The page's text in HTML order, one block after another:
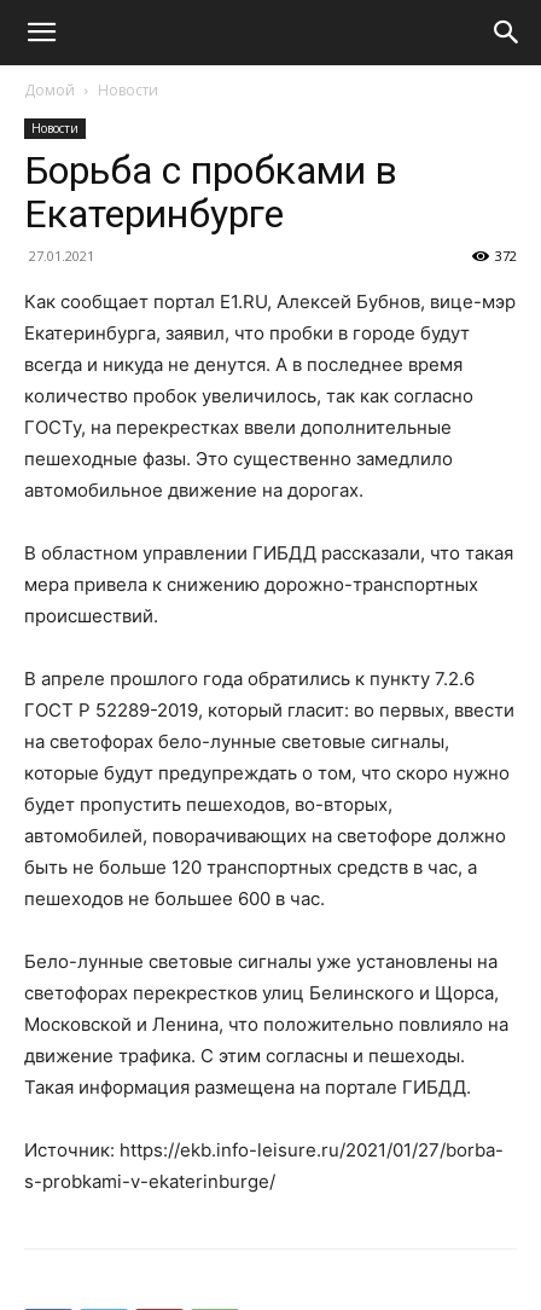
Домой Новости
Новости
Борьба с пробками в
Екатеринбурге
27.01.2021 372
Как сообщает портал Е1.RU, Алексей Бубнов, вице-мэр
Екатеринбурга, заявил, что пробки в городе будут
всегда и никуда не денутся. А в последнее время
количество пробок увеличилось, так как согласно
ГОСТу, на перекрестках ввели дополнительные
пешеходные фазы. Это существенно замедлило
автомобильное движение на дорогах.
В областном управлении ГИБДД рассказали, что такая
мера привела к снижению дорожно-транспортных
происшествий.
В апреле прошлого года обратились к пункту 7.2.6
ГОСТ Р 52289-2019, который гласит: во первых, ввести
на светофорах бело-лунные световые сигналы,
которые будут предупреждать о том, что скоро нужно
будет пропустить пешеходов, во-вторых,
автомобилей, поворачивающих на светофоре должно
быть не больше 120 транспортных средств в час, а
пешеходов не большее 600 в час.
Бело-лунные световые сигналы уже установлены на
светофорах перекрестков улиц Белинского и Щорса,
Московской и Ленина, что положительно повлияло на
движение трафика. С этим согласны и пешеходы.
Такая информация размещена на портале ГИБДД.
Источник: https://ekb.info-leisure.ru/2021/01/27/borba-
s-probkami-v-ekaterinburge/